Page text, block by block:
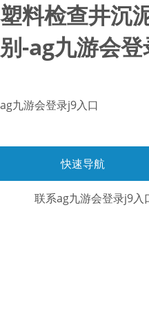
塑料检查井沉
别-ag九游会
ag九游会登录j9入口
快速导航
联系ag九游会登录j9入